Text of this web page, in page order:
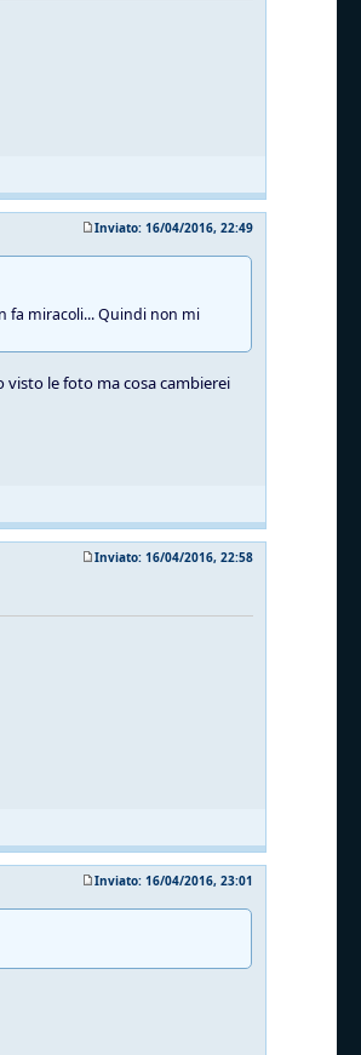
Inviato: 16/04/2016, 22:49
fa miracoli... Quindi non mi
visto le foto ma cosa cambierei
Inviato: 16/04/2016, 22:58
Inviato: 16/04/2016, 23:01